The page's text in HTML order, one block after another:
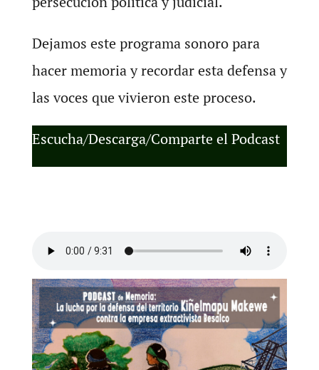
Dejamos este programa sonoro para
hacer memoria y recordar esta defensa y
las voces que vivieron este proceso.
Escucha/Descarga/Comparte el Podcast